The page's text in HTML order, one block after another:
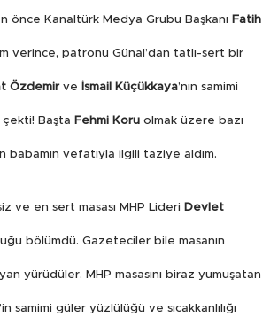
önce Kanaltürk Medya Grubu Başkanı Fatih
verince, patronu Günal’dan tatlı-sert bir
Özdemirve İsmail Küçükkaya’nın samimi
Başta Fehmi Koru olmak üzere bazı
vefatıyla ilgili taziye aldım.
ve en sert masası MHP Lideri Devlet
bölümdü. Gazeteciler bile masanın
yürüdüler. MHP masasını biraz yumuşatan
’in samimi güler yüzlülüğü ve sıcakkanlılığı